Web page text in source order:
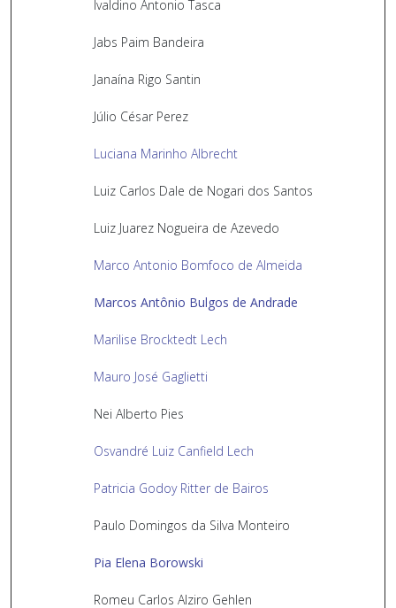
Ivaldino Antonio Tasca
Jabs Paim Bandeira
Janaína Rigo Santin
Júlio César Perez
Luciana Marinho Albrecht
Luiz Carlos Dale de Nogari dos Santos
Luiz Juarez Nogueira de Azevedo
Marco Antonio Bomfoco de Almeida
Marcos Antônio Bulgos de Andrade
Marilise Brocktedt Lech
Mauro José Gaglietti
Nei Alberto Pies
Osvandré Luiz Canfield Lech
Patricia Godoy Ritter de Bairos
Paulo Domingos da Silva Monteiro
Pia Elena Borowski
Romeu Carlos Alziro Gehlen